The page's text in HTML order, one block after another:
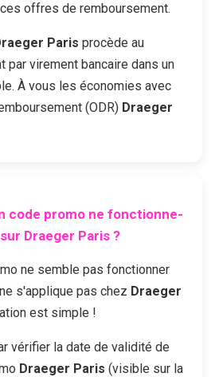
offres de remboursement.
Paris procède au
par virement bancaire dans un
À vous les économies avec
(ODR) Draeger
code promo ne fonctionne-
Draeger Paris?
ne semble pas fonctionner
s'applique pas chez Draeger
est simple !
vérifier la date de validité de
Draeger Paris (visible sur la